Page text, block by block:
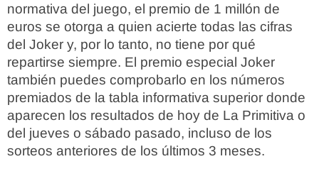
normativa del juego, el premio de 1 millón de
euros se otorga a quien acierte todas las cifras
del Joker y, por lo tanto, no tiene por qué
repartirse siempre. El premio especial Joker
también puedes comprobarlo en los números
premiados de la tabla informativa superior donde
aparecen los resultados de hoy de La Primitiva o
del jueves o sábado pasado, incluso de los
sorteos anteriores de los últimos 3 meses.